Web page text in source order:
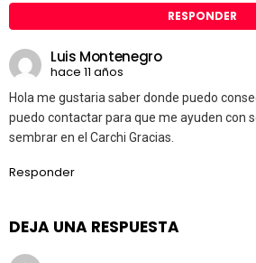
RESPONDER
Luis Montenegro
hace 11 años
Hola me gustaria saber donde puedo
puedo contactar para que me ayuden con
sembrar en el Carchi Gracias.
Responder
DEJA UNA RESPUESTA